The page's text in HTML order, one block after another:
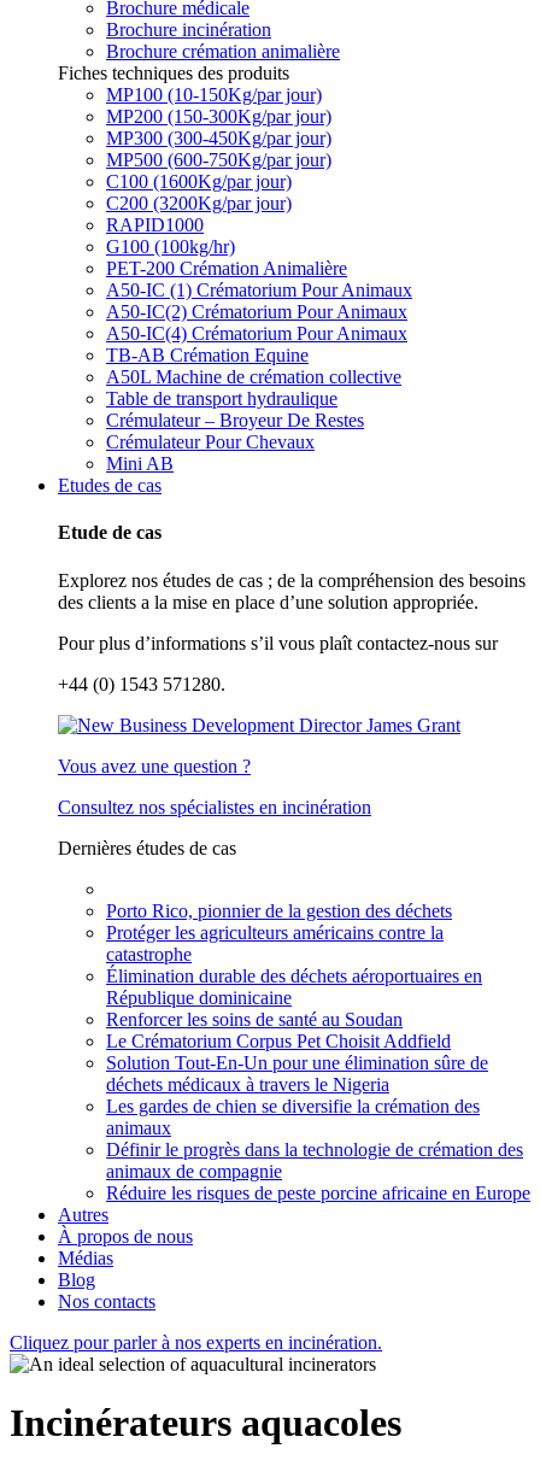
Brochure médicale
Brochure incinération
Brochure crémation animalière
Fiches techniques des produits
MP100 (10-150Kg/par jour)
MP200 (150-300Kg/par jour)
MP300 (300-450Kg/par jour)
MP500 (600-750Kg/par jour)
C100 (1600Kg/par jour)
C200 (3200Kg/par jour)
RAPID1000
G100 (100kg/hr)
PET-200 Crémation Animalière
A50-IC (1) Crématorium Pour Animaux
A50-IC(2) Crématorium Pour Animaux
A50-IC(4) Crématorium Pour Animaux
TB-AB Crémation Equine
A50L Machine de crémation collective
Table de transport hydraulique
Crémulateur – Broyeur De Restes
Crémulateur Pour Chevaux
Mini AB
Etudes de cas
Etude de cas
Explorez nos études de cas ; de la compréhension des besoins
des clients a la mise en place d’une solution appropriée.
Pour plus d’informations s’il vous plaît contactez-nous sur
+44 (0) 1543 571280.
Vous avez une question ?
Consultez nos spécialistes en incinération
Dernières études de cas
Porto Rico, pionnier de la gestion des déchets
Protéger les agriculteurs américains contre la
catastrophe
Élimination durable des déchets aéroportuaires en
République dominicaine
Renforcer les soins de santé au Soudan
Le Crématorium Corpus Pet Choisit Addfield
Solution Tout-En-Un pour une élimination sûre de
déchets médicaux à travers le Nigeria
Les gardes de chien se diversifie la crémation des
animaux
Définir le progrès dans la technologie de crémation des
animaux de compagnie
Réduire les risques de peste porcine africaine en Europe
Autres
À propos de nous
Médias
Blog
Nos contacts
Cliquez pour parler à nos experts en incinération.
Incinérateurs aquacoles